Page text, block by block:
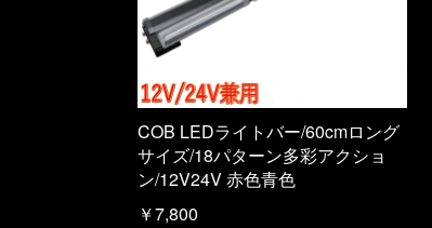
COB LEDライトバー/60cmロング
サイズ/18パターン多彩アクショ
ン/12V24V 赤色青色
￥7,800